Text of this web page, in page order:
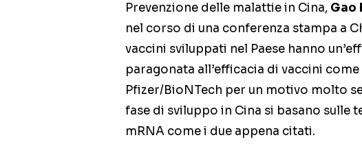
Prevenzione delle malattie in Cina, Gao
nel corso di una conferenza stampa a
vaccini sviluppati nel Paese hanno
paragonata all’efficacia di vaccini
Pfizer/BioNTech per un motivo molto
fase di sviluppo in Cina si basano sulle
mRNA come i due appena citati.